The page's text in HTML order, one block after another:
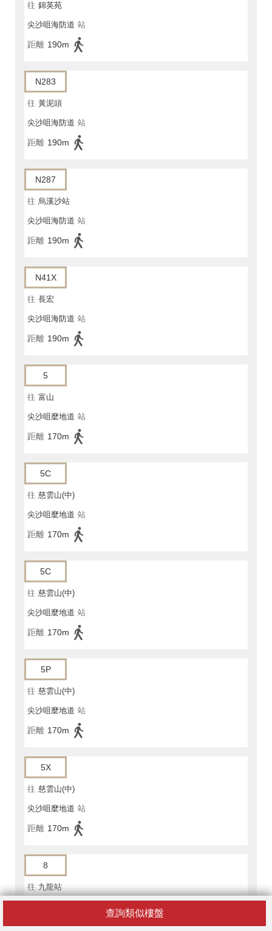
查詢類似樓盤
往 錦英苑
尖沙咀海防道 站
距離 190m
N283
往 黃泥頭
尖沙咀海防道 站
距離 190m
N287
往 烏溪沙站
尖沙咀海防道 站
距離 190m
N41X
往 長宏
尖沙咀海防道 站
距離 190m
5
往 富山
尖沙咀麼地道 站
距離 170m
5C
往 慈雲山(中)
尖沙咀麼地道 站
距離 170m
5C
往 慈雲山(中)
尖沙咀麼地道 站
距離 170m
5P
往 慈雲山(中)
尖沙咀麼地道 站
距離 170m
5X
往 慈雲山(中)
尖沙咀麼地道 站
距離 170m
8
往 九龍站
距離 170m